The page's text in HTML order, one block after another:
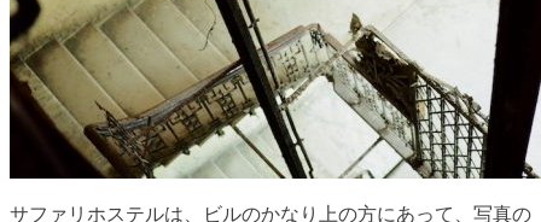
サファリホステルは、ビルのかなり上の方にあって、写真の